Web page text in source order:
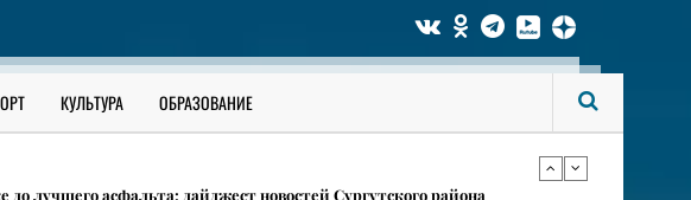
КУЛЬТУРА ОБРАЗОВАНИЕ
лучшего асфальта: дайджест новостей Сургутского района